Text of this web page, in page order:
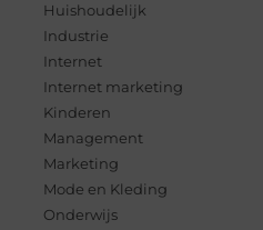
Huishoudelijk
Industrie
Internet
Internet marketing
Kinderen
Management
Marketing
Mode en Kleding
Onderwijs